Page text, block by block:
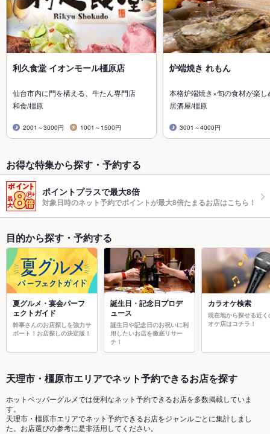
利久食堂 イオンモール橿原店
仙台市内に門を構える、牛たん専門店
和食/橿原
2001～3000円 1001～1500円
炉端焼き れもん
本格炉端焼き×旬の食材が楽し
居酒屋/橿原
3001～4000円
お得な特集から探す・予約する
ポイントプラスで最大8倍
対象日時のネット予約でポイントが最大8倍たまるお店はこちら！
目的から探す・予約する
夏グルメ・宴会パーフ
ェクトガイド
幹事さんのお店探しを強力サ
ポート！お店探しの決定版！
誕生日・記念日プロデ
ュース
誕生日や記念日のお祝いに利
用したいお店を徹底リサー
チ！
カラオケ検索
現在地から探せる近く
オケ店はコチラ！
天理市・橿原市エリアでネット予約できるお店を探す
ホットペッパーグルメでは便利なネット予約できるお店を多数掲載していま
す。
天理市・橿原市エリアでネット予約できるお店をジャンルごとに集計しまし
た。お店選びの参考に是非活用してください。